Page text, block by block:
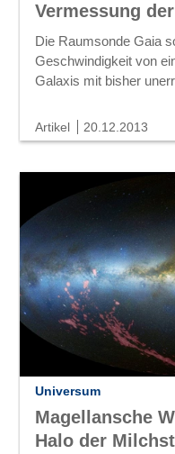
Vermessung
Die Raumsonde Gaia
Geschwindigkeit von
Galaxis mit bisher
Artikel 20.12.2013
Universum
Magellansche
Halo der